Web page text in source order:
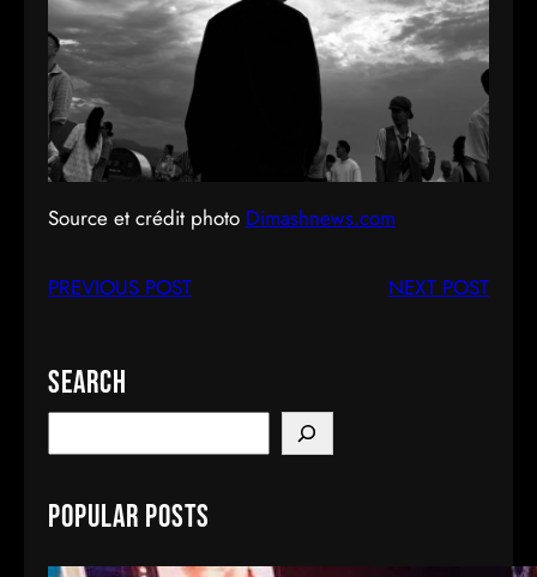
Source et crédit photo Dimashnews.com
PREVIOUS POST NEXT POST
Search
e
r
Popular Posts